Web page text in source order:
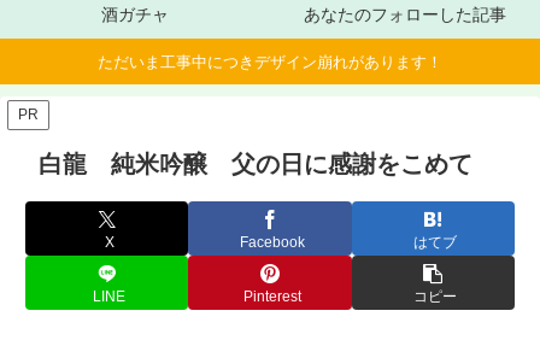
酒ガチャ あなたのフォローした記事
ただいま工事中につきデザイン崩れがあります！
PR
白龍 純米吟醸 父の日に感謝をこめて
X Facebook はてブ
LINE Pinterest コピー